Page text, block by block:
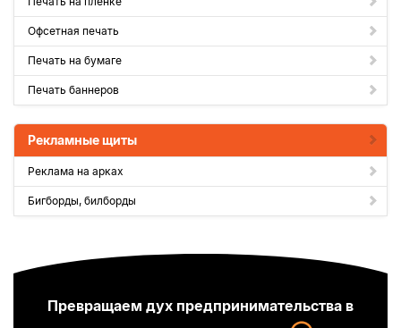
Офсетная печать
Печать на бумаге
Печать баннеров
Рекламные щиты
Реклама на арках
Бигборды, билборды
Превращаем дух предпринимательства в